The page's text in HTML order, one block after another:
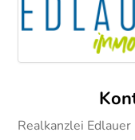
Realkanzlei